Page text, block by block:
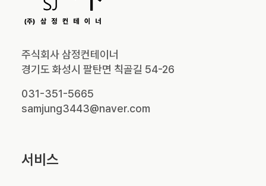
주식회사 삼정컨테이너
경기도 화성시 팔탄면 칙골길 54-26
031-351-5665
samjung3443@naver.com
서비스